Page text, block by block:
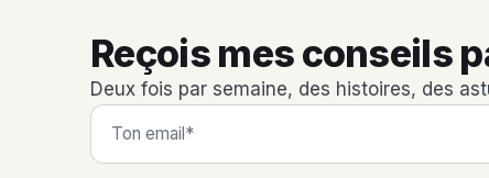
Reçois mes conseils
Deux fois par semaine, des histoires, des